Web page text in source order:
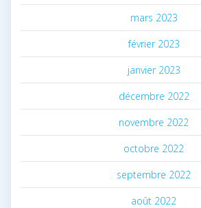
mars 2023
février 2023
janvier 2023
décembre 2022
novembre 2022
octobre 2022
septembre 2022
août 2022